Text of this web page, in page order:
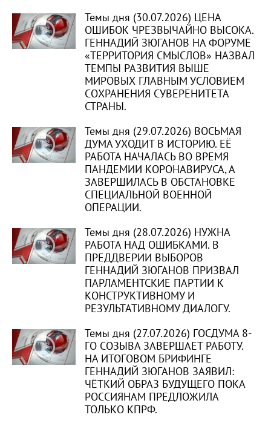
Темы дня (30.07.2026) ЦЕНА
ОШИБОК ЧРЕЗВЫЧАЙНО ВЫСОКА.
ГЕННАДИЙ ЗЮГАНОВ НА ФОРУМЕ
«ТЕРРИТОРИЯ СМЫСЛОВ» НАЗВАЛ
ТЕМПЫ РАЗВИТИЯ ВЫШЕ
МИРОВЫХ ГЛАВНЫМ УСЛОВИЕМ
СОХРАНЕНИЯ СУВЕРЕНИТЕТА
СТРАНЫ.
Темы дня (29.07.2026) ВОСЬМАЯ
ДУМА УХОДИТ В ИСТОРИЮ. ЕЁ
РАБОТА НАЧАЛАСЬ ВО ВРЕМЯ
ПАНДЕМИИ КОРОНАВИРУСА, А
ЗАВЕРШИЛАСЬ В ОБСТАНОВКЕ
СПЕЦИАЛЬНОЙ ВОЕННОЙ
ОПЕРАЦИИ.
Темы дня (28.07.2026) НУЖНА
РАБОТА НАД ОШИБКАМИ. В
ПРЕДДВЕРИИ ВЫБОРОВ
ГЕННАДИЙ ЗЮГАНОВ ПРИЗВАЛ
ПАРЛАМЕНТСКИЕ ПАРТИИ К
КОНСТРУКТИВНОМУ И
РЕЗУЛЬТАТИВНОМУ ДИАЛОГУ.
Темы дня (27.07.2026) ГОСДУМА 8-
ГО СОЗЫВА ЗАВЕРШАЕТ РАБОТУ.
НА ИТОГОВОМ БРИФИНГЕ
ГЕННАДИЙ ЗЮГАНОВ ЗАЯВИЛ:
ЧЁТКИЙ ОБРАЗ БУДУЩЕГО ПОКА
РОССИЯНАМ ПРЕДЛОЖИЛА
ТОЛЬКО КПРФ.